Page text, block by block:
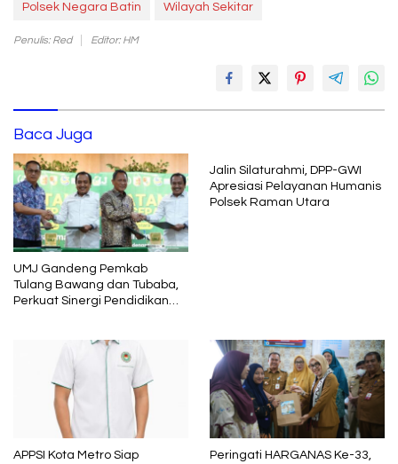
Polsek Negara Batin Wilayah Sekitar
Penulis: Red Editor: HM
Baca Juga
UMJ Gandeng Pemkab
Tulang Bawang dan Tubaba,
Perkuat Sinergi Pendidikan
Jalin Silaturahmi, DPP-GWI
Apresiasi Pelayanan Humanis
Polsek Raman Utara
APPSI Kota Metro Siap
Peringati HARGANAS Ke-33,